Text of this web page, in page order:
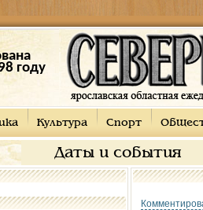
году
Культура Спорт
Даты и события